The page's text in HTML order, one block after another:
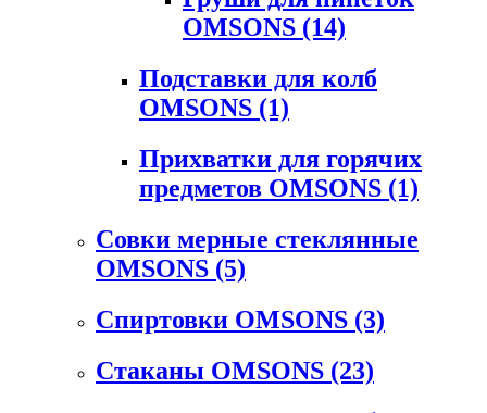
OMSONS (14)
Подставки для колб
OMSONS (1)
Прихватки для горячих
предметов OMSONS (1)
Совки мерные стеклянные
OMSONS (5)
Спиртовки OMSONS (3)
Стаканы OMSONS (23)